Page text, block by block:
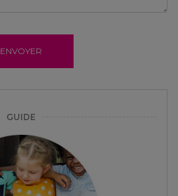
ENVOYER
GUIDE